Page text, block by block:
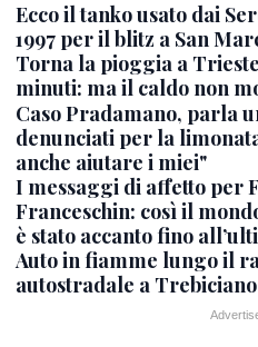
Ecco il tanko usato dai
1997 per il blitz a San
Torna la pioggia a
minuti: ma il caldo non
Caso Pradamano, parla
denunciati per la
anche aiutare i miei"
I messaggi di affetto per
Franceschin: così il
è stato accanto fino
Auto in fiamme lungo il
autostradale a Trebiciano